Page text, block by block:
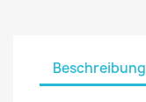
Beschreibung